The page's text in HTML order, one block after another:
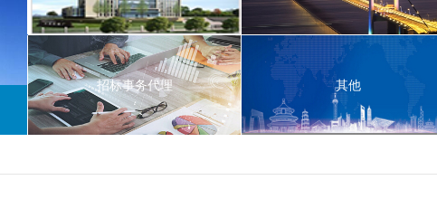
招标事务代理 其他